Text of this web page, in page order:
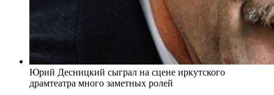
Юрий Десницкий сыграл на сцене иркутского
драмтеатра много заметных ролей